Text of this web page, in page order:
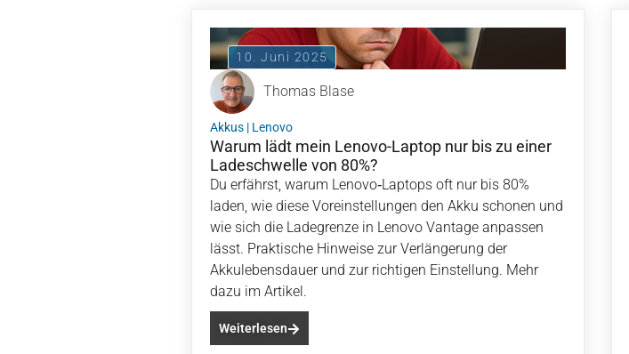
10. Juni 2025
Thomas Blase
Akkus | Lenovo
Warum lädt mein Lenovo-Laptop nur bis zu einer
Ladeschwelle von 80%?
Du erfährst, warum Lenovo‑Laptops oft nur bis 80%
laden, wie diese Voreinstellungen den Akku schonen und
wie sich die Ladegrenze in Lenovo Vantage anpassen
lässt. Praktische Hinweise zur Verlängerung der
Akkulebensdauer und zur richtigen Einstellung. Mehr
dazu im Artikel.
Weiterlesen